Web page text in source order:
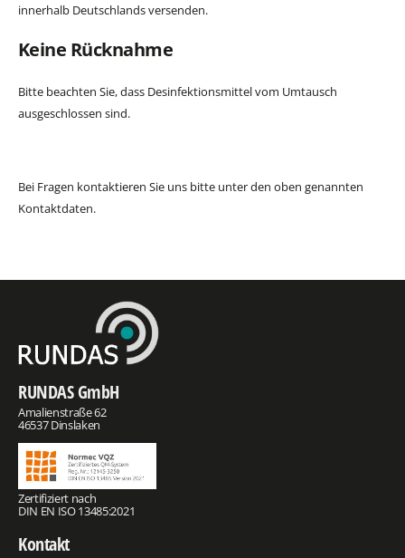
innerhalb Deutschlands versenden.
Keine Rücknahme
Bitte beachten Sie, dass Desinfektionsmittel vom Umtausch
ausgeschlossen sind.
Bei Fragen kontaktieren Sie uns bitte unter den oben genannten
Kontaktdaten.
RUNDAS GmbH
Amalienstraße 62
46537 Dinslaken
Zertifiziert nach
DIN EN ISO 13485:2021
Kontakt